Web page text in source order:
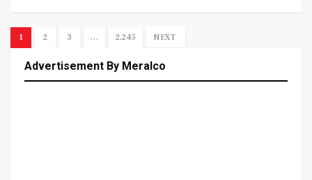
1 2 3 … 2,245 NEXT
Advertisement By Meralco